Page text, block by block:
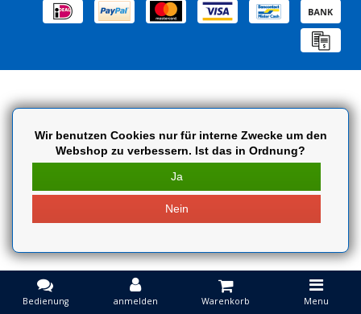
Bedienung anmelden Warenkorb Menu
Wir benutzen Cookies nur für interne Zwecke um den
Webshop zu verbessern. Ist das in Ordnung?
Ja
Nein